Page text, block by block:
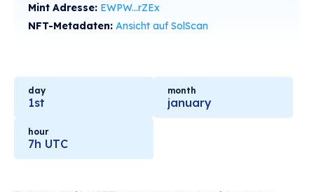
Mint Adresse: EWPW...rZEx
NFT-Metadaten: Ansicht auf SolScan
day
1st
month
january
hour
7h UTC